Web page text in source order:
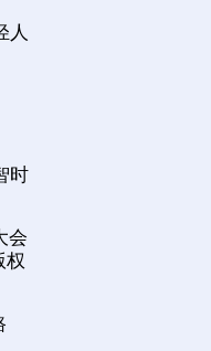
人
时
会
权